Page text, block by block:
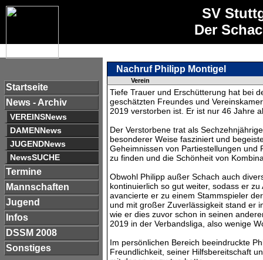
SV
Der
Startseite
News - Archiv
VEREINSNews
DAMENNews
JUGENDNews
NewsSUCHE
Termine
Mannschaften
Jugend
Infos
DSSM 2008
Sonstiges
Nachruf Philipp Montigel
Verein
Tiefe Trauer und Erschütterung hat bei
geschätzten Freundes und
2019 verstorben ist. Er ist nur 46 Jahre
Der Verstorbene trat als
besonderer Weise fasziniert und
Geheimnissen von Partiestellungen
zu finden und die Schönheit von
Obwohl Philipp außer Schach auch
kontinuierlich so gut weiter, sodass er
avancierte er zu einem Stammspieler
und mit großer Zuverlässigkeit stand er
wie er dies zuvor schon in seinen
2019 in der Verbandsliga, also wenige
Im persönlichen Bereich beeindruckte
Freundlichkeit, seiner Hilfsbereitschaft